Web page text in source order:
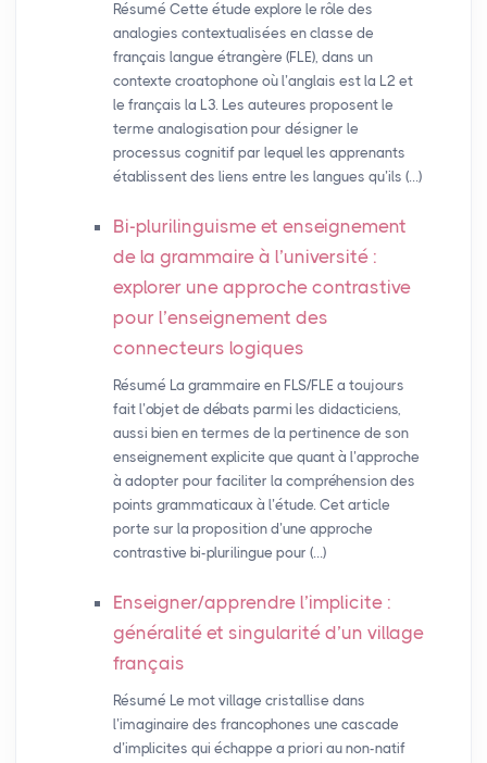
Résumé Cette étude explore le rôle des
analogies contextualisées en classe de
français langue étrangère (FLE), dans un
contexte croatophone où l’anglais est la L2 et
le français la L3. Les auteures proposent le
terme analogisation pour désigner le
processus cognitif par lequel les apprenants
établissent des liens entre les langues qu’ils (…)
Bi-plurilinguisme et enseignement
de la grammaire à l’université :
explorer une approche contrastive
pour l’enseignement des
connecteurs logiques
Résumé La grammaire en FLS/FLE a toujours
fait l’objet de débats parmi les didacticiens,
aussi bien en termes de la pertinence de son
enseignement explicite que quant à l’approche
à adopter pour faciliter la compréhension des
points grammaticaux à l’étude. Cet article
porte sur la proposition d’une approche
contrastive bi-plurilingue pour (…)
Enseigner/apprendre l’implicite :
généralité et singularité d’un village
français
Résumé Le mot village cristallise dans
l’imaginaire des francophones une cascade
d’implicites qui échappe a priori au non-natif